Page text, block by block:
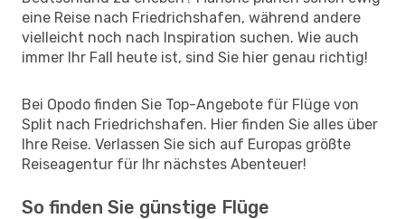
eine Reise nach Friedrichshafen, während andere
vielleicht noch nach Inspiration suchen. Wie auch
immer Ihr Fall heute ist, sind Sie hier genau richtig!
Bei Opodo finden Sie Top-Angebote für Flüge von
Split nach Friedrichshafen. Hier finden Sie alles über
Ihre Reise. Verlassen Sie sich auf Europas größte
Reiseagentur für Ihr nächstes Abenteuer!
So finden Sie günstige Flüge